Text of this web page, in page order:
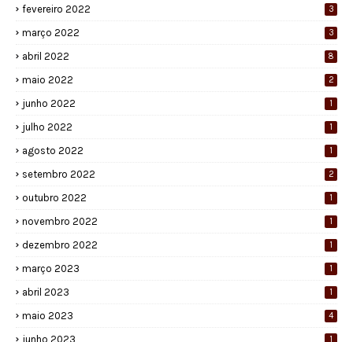
fevereiro 2022 3
março 2022 3
abril 2022 8
maio 2022 2
junho 2022 1
julho 2022 1
agosto 2022 1
setembro 2022 2
outubro 2022 1
novembro 2022 1
dezembro 2022 1
março 2023 1
abril 2023 1
maio 2023 4
junho 2023 1